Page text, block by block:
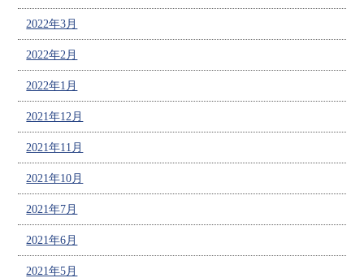
2022年3月
2022年2月
2022年1月
2021年12月
2021年11月
2021年10月
2021年7月
2021年6月
2021年5月